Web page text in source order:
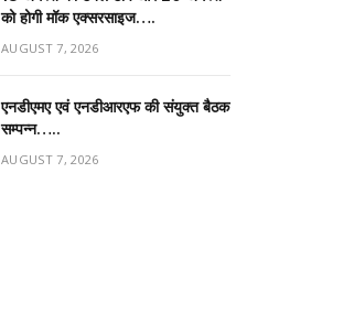
को होगी मॉक एक्सरसाइज….
AUGUST 7, 2026
एनडीएमए एवं एनडीआरएफ की संयुक्त बैठक
सम्पन्न…..
AUGUST 7, 2026